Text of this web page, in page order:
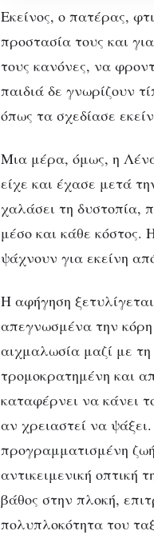
Καλό
Μια
Hausmann:
Μια
κλειστοφοβική
ιστορία
αιχμαλωσίας
επιβίωσης
Εκείνος, ο πατέρας,
προστασία τους και
τους κανόνες, να
παιδιά δε γνωρίζουν
όπως τα σχεδίασε
Μια μέρα, όμως, η
είχε και έχασε μετά
χαλάσει τη δυστοπία,
μέσο και κάθε κόστος.
ψάχνουν για εκείνη
Η αφήγηση
απεγνωσμένα την κόρη
αιχμαλωσία μαζί με
τρομοκρατημένη και
καταφέρνει να κάνει
αν χρειαστεί να
προγραμματισμένη
αντικειμενική οπτική
βάθος στην πλοκή,
πολυπλοκότητα του